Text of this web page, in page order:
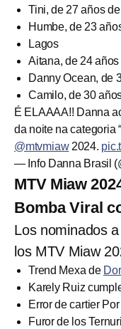
Tini, de 27 años
Humbe, de 23
Lagos
Aitana, de 24 años
Danny Ocean, de
Camilo, de 30
É ELAAAA!! Danna
da noite na categoria
@mtvmiaw2024.
— Info Danna Brasil
MTV Miaw
Bomba Viral
Los nominados
los MTV Miaw
Trend Mexa de
Karely Ruiz
Error de cartier
Furor de los